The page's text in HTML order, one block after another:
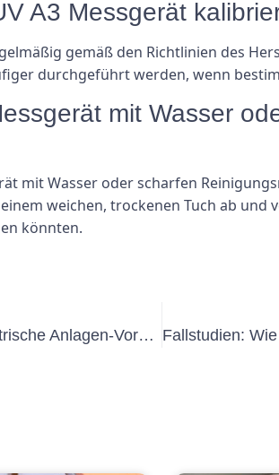
A3 Messgerät
gemäß den Richtlinien des
durchgeführt werden, wenn
mit Wasser
mit Wasser oder scharfen
weichen, trockenen Tuch ab
könnten.
Vorteile der Einhaltung der DIN VDE Elektrische Anlagen-Vorschriften